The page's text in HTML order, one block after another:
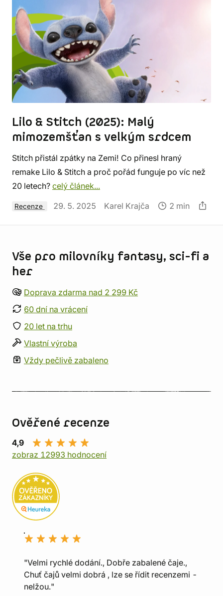
Lilo & Stitch (2025): Malý
mimozemšťan s velkým srdcem
Stitch přistál zpátky na Zemi! Co přinesl hraný
remake Lilo & Stitch a proč pořád funguje po víc než
20 letech? celý článek...
Recenze 29. 5. 2025 Karel Krajča 2 min
Vše pro milovníky fantasy, sci-fi a
her
Doprava zdarma nad 2 299 Kč
60 dní na vrácení
20 let na trhu
Vlastní výroba
Vždy pečlivě zabaleno
Ověřené recenze
4,9
zobraz 12993 hodnocení
"Velmi rychlé dodání., Dobře zabalené čaje.,
Chuť čajů velmi dobrá , lze se řídit recenzemi -
nelžou."